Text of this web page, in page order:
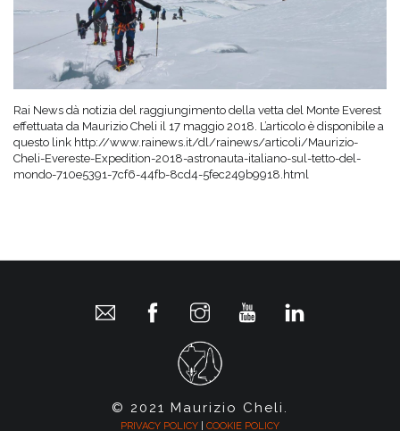
Rai News dà notizia del raggiungimento della vetta del Monte Everest
effettuata da Maurizio Cheli il 17 maggio 2018. L’articolo è disponibile a
questo link http://www.rainews.it/dl/rainews/articoli/Maurizio-
Cheli-Evereste-Expedition-2018-astronauta-italiano-sul-tetto-del-
mondo-710e5391-7cf6-44fb-8cd4-5fec249b9918.html
© 2021 Maurizio Cheli.
PRIVACY POLICY COOKIE POLICY